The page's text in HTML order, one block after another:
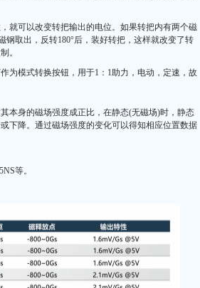
就可以改变转把输出的电位。如果转把内有两个磁
钢取出，反转180°后，装好转把，这样就改变了转
。
为模式转换按钮，用于1：1助力，电动，定速，故
本身的磁场强度成正比，在静态(无磁场)时，静态
下降。通过磁场强度的变化可以得知相应位置数据
等。